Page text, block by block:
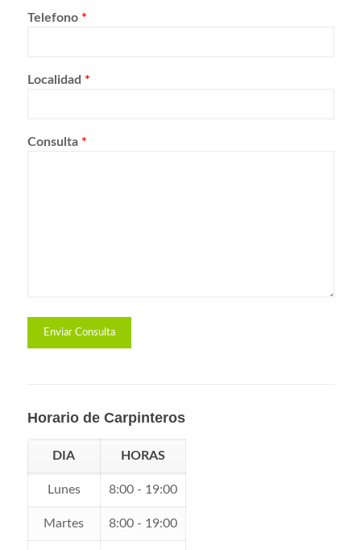
Telefono *
Localidad *
Consulta *
Horario de Carpinteros
DIA HORAS
Lunes 8:00 - 19:00
Martes 8:00 - 19:00